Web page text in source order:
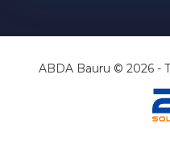
ABDA Bauru © 2026 -